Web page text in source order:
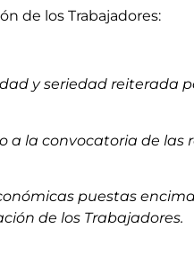
de los Trabajadores:
y seriedad reiterada
a la convocatoria de las
puestas
de los Trabajadores.